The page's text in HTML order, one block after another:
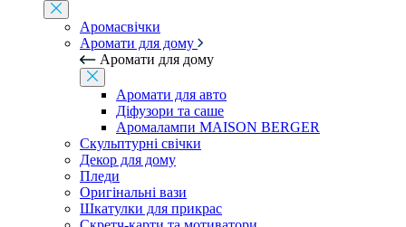
Аромасвічки
Аромати для дому
Аромати для дому
Аромати для авто
Діфузори та саше
Аромалампи MAISON BERGER
Скульптурні свічки
Декор для дому
Пледи
Оригінальні вази
Шкатулки для прикрас